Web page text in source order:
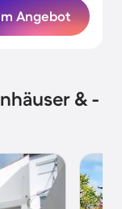
Angebot
& -